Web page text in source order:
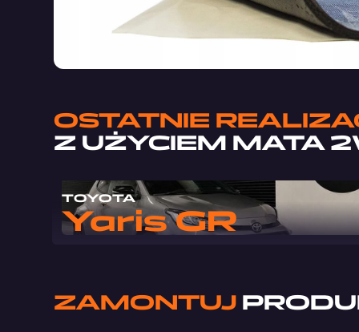
OSTATNIE
Z UŻYCIEM MATA
TOYOTA
Yaris GR
ZAMONTUJ